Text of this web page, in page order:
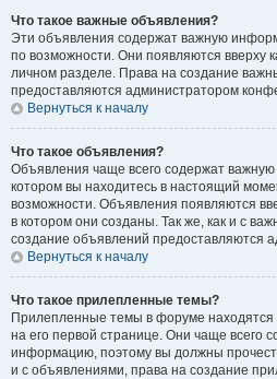
Что такое важные объявления?
Эти объявления содержат важную
по возможности. Они появляются вверху
личном разделе. Права на создание
предоставляются администратором
Вернуться к началу
Что такое объявления?
Объявления чаще всего содержат
котором вы находитесь в настоящий
возможности. Объявления появляются
в котором они созданы. Так же, как и с
создание объявлений предоставляются
Вернуться к началу
Что такое прилепленные темы?
Прилепленные темы в форуме находятся
на его первой странице. Они чаще всего
информацию, поэтому вы должны
и с объявлениями, права на создание